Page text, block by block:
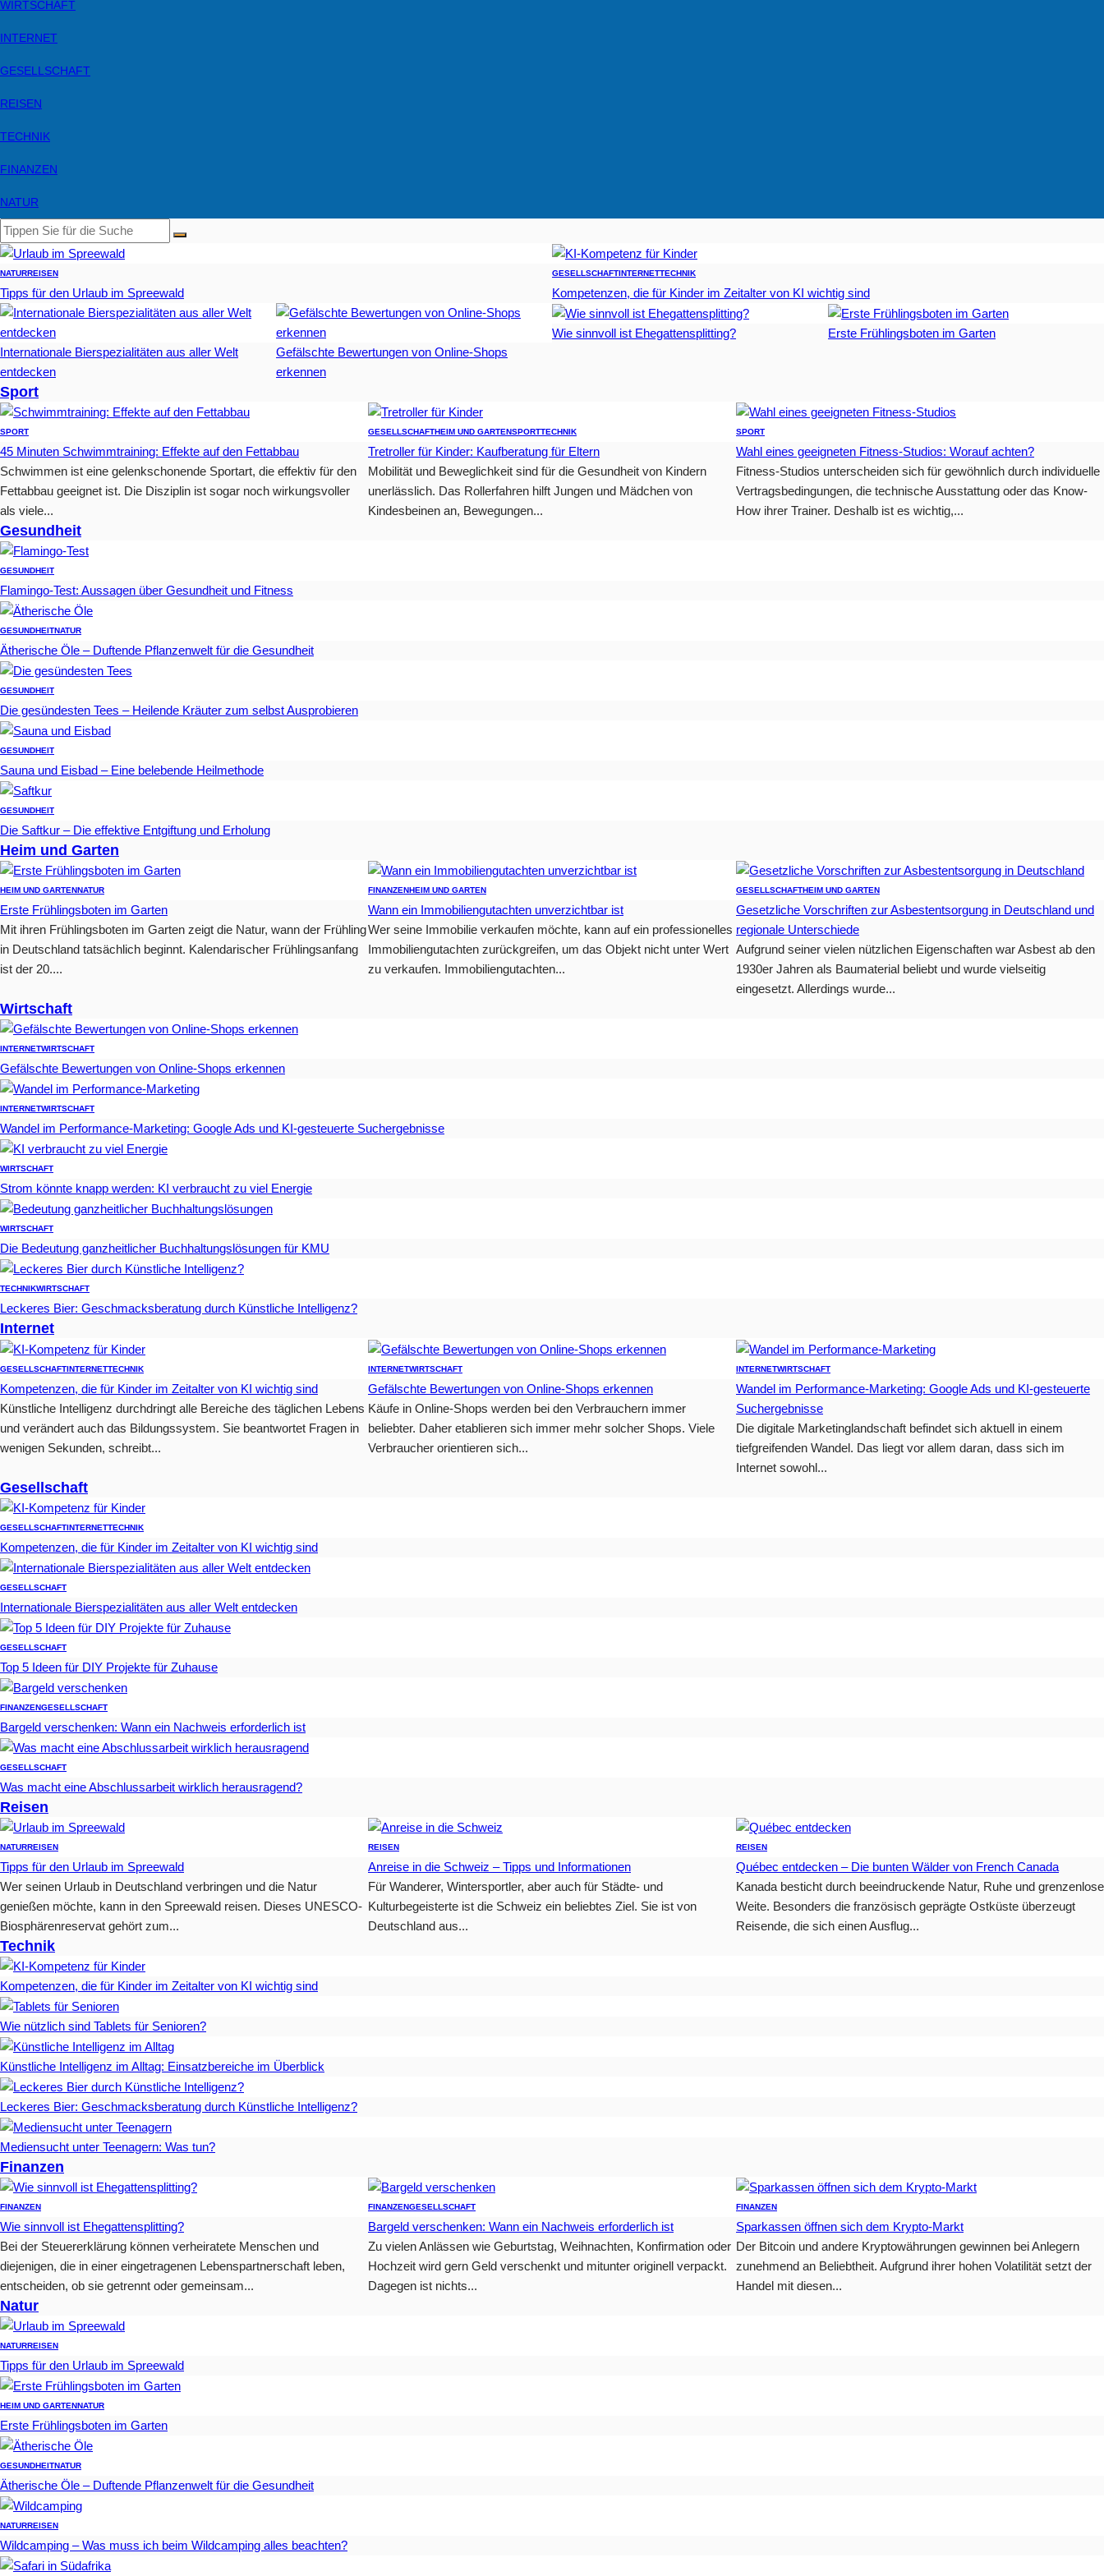
WIRTSCHAFT
INTERNET
GESELLSCHAFT
REISEN
TECHNIK
FINANZEN
NATUR
NATURREISEN
Tipps für den Urlaub im Spreewald
GESELLSCHAFTINTERNETTECHNIK
Kompetenzen, die für Kinder im Zeitalter von KI wichtig sind
Internationale Bierspezialitäten aus aller Welt
entdecken
Gefälschte Bewertungen von Online-Shops
erkennen
Wie sinnvoll ist Ehegattensplitting? Erste Frühlingsboten im Garten
Sport
SPORT
45 Minuten Schwimmtraining: Effekte auf den Fettabbau
Schwimmen ist eine gelenkschonende Sportart, die effektiv für den
Fettabbau geeignet ist. Die Disziplin ist sogar noch wirkungsvoller
als viele...
GESELLSCHAFTHEIM UND GARTENSPORTTECHNIK
Tretroller für Kinder: Kaufberatung für Eltern
Mobilität und Beweglichkeit sind für die Gesundheit von Kindern
unerlässlich. Das Rollerfahren hilft Jungen und Mädchen von
Kindesbeinen an, Bewegungen...
SPORT
Wahl eines geeigneten Fitness-Studios: Worauf achten?
Fitness-Studios unterscheiden sich für gewöhnlich durch individuelle
Vertragsbedingungen, die technische Ausstattung oder das Know-
How ihrer Trainer. Deshalb ist es wichtig,...
Gesundheit
GESUNDHEIT
Flamingo-Test: Aussagen über Gesundheit und Fitness
GESUNDHEITNATUR
Ätherische Öle – Duftende Pflanzenwelt für die Gesundheit
GESUNDHEIT
Die gesündesten Tees – Heilende Kräuter zum selbst Ausprobieren
GESUNDHEIT
Sauna und Eisbad – Eine belebende Heilmethode
GESUNDHEIT
Die Saftkur – Die effektive Entgiftung und Erholung
Heim und Garten
HEIM UND GARTENNATUR
Erste Frühlingsboten im Garten
Mit ihren Frühlingsboten im Garten zeigt die Natur, wann der Frühling
in Deutschland tatsächlich beginnt. Kalendarischer Frühlingsanfang
ist der 20....
FINANZENHEIM UND GARTEN
Wann ein Immobiliengutachten unverzichtbar ist
Wer seine Immobilie verkaufen möchte, kann auf ein professionelles
Immobiliengutachten zurückgreifen, um das Objekt nicht unter Wert
zu verkaufen. Immobiliengutachten...
GESELLSCHAFTHEIM UND GARTEN
Gesetzliche Vorschriften zur Asbestentsorgung in Deutschland und
regionale Unterschiede
Aufgrund seiner vielen nützlichen Eigenschaften war Asbest ab den
1930er Jahren als Baumaterial beliebt und wurde vielseitig
eingesetzt. Allerdings wurde...
Wirtschaft
INTERNETWIRTSCHAFT
Gefälschte Bewertungen von Online-Shops erkennen
INTERNETWIRTSCHAFT
Wandel im Performance-Marketing: Google Ads und KI-gesteuerte Suchergebnisse
WIRTSCHAFT
Strom könnte knapp werden: KI verbraucht zu viel Energie
WIRTSCHAFT
Die Bedeutung ganzheitlicher Buchhaltungslösungen für KMU
TECHNIKWIRTSCHAFT
Leckeres Bier: Geschmacksberatung durch Künstliche Intelligenz?
Internet
GESELLSCHAFTINTERNETTECHNIK
Kompetenzen, die für Kinder im Zeitalter von KI wichtig sind
Künstliche Intelligenz durchdringt alle Bereiche des täglichen Lebens
und verändert auch das Bildungssystem. Sie beantwortet Fragen in
wenigen Sekunden, schreibt...
INTERNETWIRTSCHAFT
Gefälschte Bewertungen von Online-Shops erkennen
Käufe in Online-Shops werden bei den Verbrauchern immer
beliebter. Daher etablieren sich immer mehr solcher Shops. Viele
Verbraucher orientieren sich...
INTERNETWIRTSCHAFT
Wandel im Performance-Marketing: Google Ads und KI-gesteuerte
Suchergebnisse
Die digitale Marketinglandschaft befindet sich aktuell in einem
tiefgreifenden Wandel. Das liegt vor allem daran, dass sich im
Internet sowohl...
Gesellschaft
GESELLSCHAFTINTERNETTECHNIK
Kompetenzen, die für Kinder im Zeitalter von KI wichtig sind
GESELLSCHAFT
Internationale Bierspezialitäten aus aller Welt entdecken
GESELLSCHAFT
Top 5 Ideen für DIY Projekte für Zuhause
FINANZENGESELLSCHAFT
Bargeld verschenken: Wann ein Nachweis erforderlich ist
GESELLSCHAFT
Was macht eine Abschlussarbeit wirklich herausragend?
Reisen
NATURREISEN
Tipps für den Urlaub im Spreewald
Wer seinen Urlaub in Deutschland verbringen und die Natur
genießen möchte, kann in den Spreewald reisen. Dieses UNESCO-
Biosphärenreservat gehört zum...
REISEN
Anreise in die Schweiz – Tipps und Informationen
Für Wanderer, Wintersportler, aber auch für Städte- und
Kulturbegeisterte ist die Schweiz ein beliebtes Ziel. Sie ist von
Deutschland aus...
REISEN
Québec entdecken – Die bunten Wälder von French Canada
Kanada besticht durch beeindruckende Natur, Ruhe und grenzenlose
Weite. Besonders die französisch geprägte Ostküste überzeugt
Reisende, die sich einen Ausflug...
Technik
Kompetenzen, die für Kinder im Zeitalter von KI wichtig sind
Wie nützlich sind Tablets für Senioren?
Künstliche Intelligenz im Alltag: Einsatzbereiche im Überblick
Leckeres Bier: Geschmacksberatung durch Künstliche Intelligenz?
Mediensucht unter Teenagern: Was tun?
Finanzen
FINANZEN
Wie sinnvoll ist Ehegattensplitting?
Bei der Steuererklärung können verheiratete Menschen und
diejenigen, die in einer eingetragenen Lebenspartnerschaft leben,
entscheiden, ob sie getrennt oder gemeinsam...
FINANZENGESELLSCHAFT
Bargeld verschenken: Wann ein Nachweis erforderlich ist
Zu vielen Anlässen wie Geburtstag, Weihnachten, Konfirmation oder
Hochzeit wird gern Geld verschenkt und mitunter originell verpackt.
Dagegen ist nichts...
FINANZEN
Sparkassen öffnen sich dem Krypto-Markt
Der Bitcoin und andere Kryptowährungen gewinnen bei Anlegern
zunehmend an Beliebtheit. Aufgrund ihrer hohen Volatilität setzt der
Handel mit diesen...
Natur
NATURREISEN
Tipps für den Urlaub im Spreewald
HEIM UND GARTENNATUR
Erste Frühlingsboten im Garten
GESUNDHEITNATUR
Ätherische Öle – Duftende Pflanzenwelt für die Gesundheit
NATURREISEN
Wildcamping – Was muss ich beim Wildcamping alles beachten?